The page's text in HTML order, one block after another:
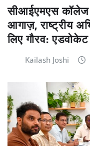
सीआईएमएस कॉलेज
आगाज़, राष्ट्रीय
लिए गौरव:
Kailash Joshi